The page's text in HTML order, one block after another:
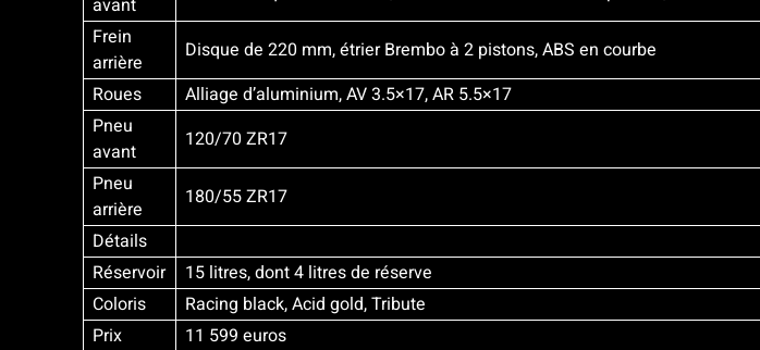
avant
Frein
arrière
Disque de 220 mm, étrier Brembo à 2 pistons, ABS en courbe
Roues
Alliage d’aluminium, AV 3.5×17, AR 5.5×17
Pneu
avant
120/70 ZR17
Pneu
arrière
180/55 ZR17
Détails
Réservoir
15 litres, dont 4 litres de réserve
Coloris
Racing black, Acid gold, Tribute
Prix
11 599 euros